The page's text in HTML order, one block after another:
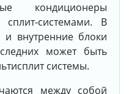
кондиционеры
сплит-системами. В
и внутренние блоки
может быть
системы.
между собой